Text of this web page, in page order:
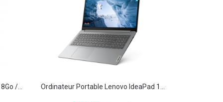
/... Ordinateur Portable Lenovo IdeaPad 1...